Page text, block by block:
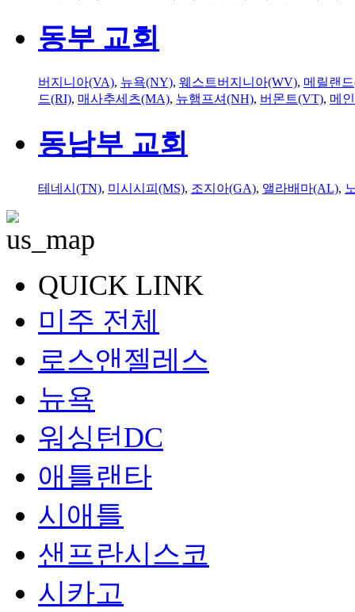
동부 교회
버지니아(VA), 뉴욕(NY), 웨스트버지니아(WV), 메릴랜
드(RI), 매사추세츠(MA), 뉴햄프셔(NH), 버몬트(VT), 메
동남부 교회
테네시(TN), 미시시피(MS), 조지아(GA), 앨라배마(AL),
QUICK LINK
미주 전체
로스앤젤레스
뉴욕
워싱턴DC
애틀랜타
시애틀
샌프란시스코
시카고